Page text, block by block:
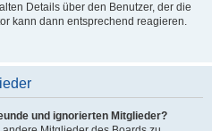
Details über den Benutzer, der die
kann dann entsprechend reagieren.
und ignorierten Mitglieder?